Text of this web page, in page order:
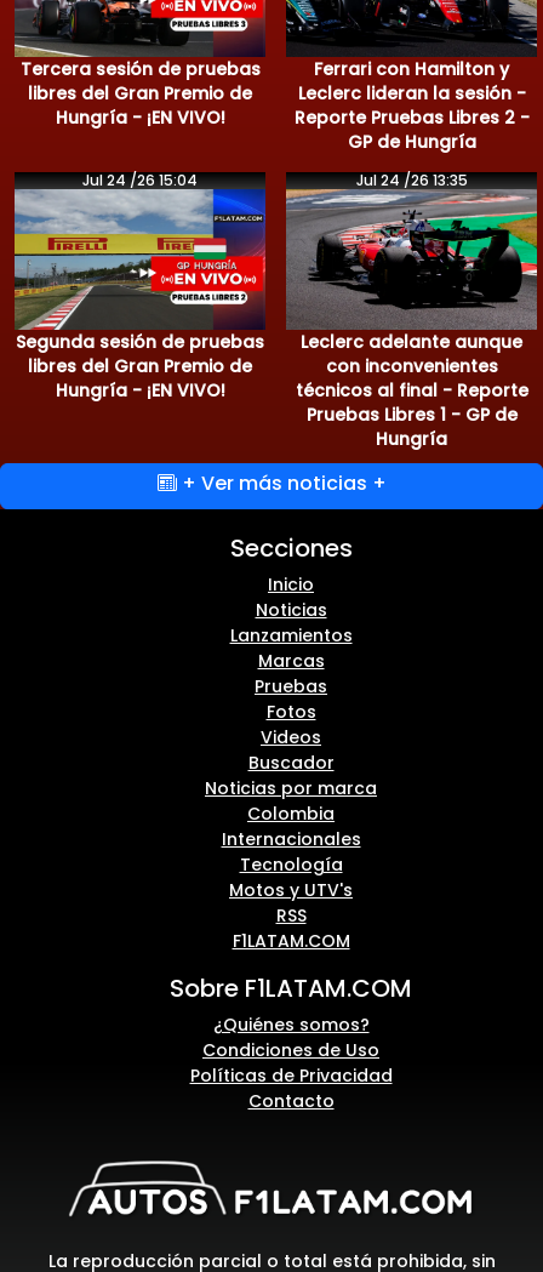
Tercera sesión de pruebas
libres del Gran Premio de
Hungría - ¡EN VIVO!
Ferrari con Hamilton y
Leclerc lideran la sesión -
Reporte Pruebas Libres 2 -
GP de Hungría
Jul 24 /26 15:04
Segunda sesión de pruebas
libres del Gran Premio de
Hungría - ¡EN VIVO!
Jul 24 /26 13:35
Leclerc adelante aunque
con inconvenientes
técnicos al final - Reporte
Pruebas Libres 1 - GP de
Hungría
+ Ver más noticias +
Secciones
Inicio
Noticias
Lanzamientos
Marcas
Pruebas
Fotos
Videos
Buscador
Noticias por marca
Colombia
Internacionales
Tecnología
Motos y UTV's
RSS
F1LATAM.COM
Sobre F1LATAM.COM
¿Quiénes somos?
Condiciones de Uso
Políticas de Privacidad
Contacto
La reproducción parcial o total está prohibida, sin